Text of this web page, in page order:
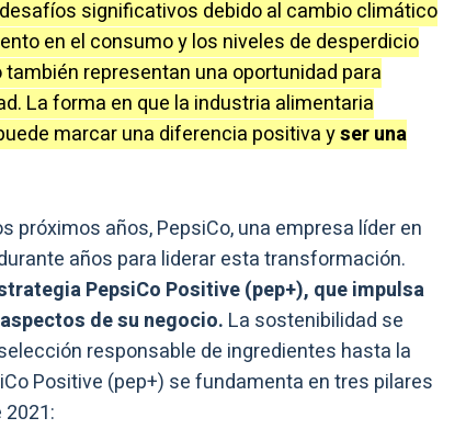
significativos debido al cambio climático
en el consumo y los niveles de desperdicio
representan una oportunidad para
La forma en que la industria alimentaria
marcar una diferencia positiva yser una
próximos años, PepsiCo, una empresa líder en
años para liderar esta transformación.
PepsiCo Positive (pep+), que impulsa
de su negocio. La sostenibilidad se
responsable de ingredientes hasta la
Positive (pep+) se fundamenta en tres pilares